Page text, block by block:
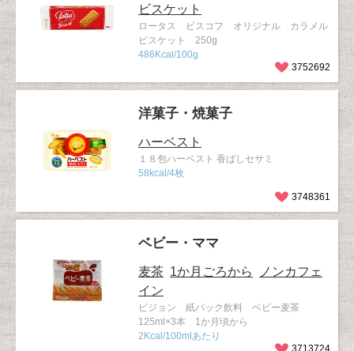
ビスケット
ロータス ビスコフ オリジナル カラメル
ビスケット 250g
486Kcal/100g
3752692
洋菓子・焼菓子
ハーベスト
１８包ハーベスト 香ばしセサミ
58kcal/4枚
3748361
ベビー・ママ
麦茶 1か月ごろから
ノンカフェ
イン
ピジョン 紙パック飲料 ベビー麦茶
125ml×3本 1か月頃から
2Kcal/100mlあたり
3713724